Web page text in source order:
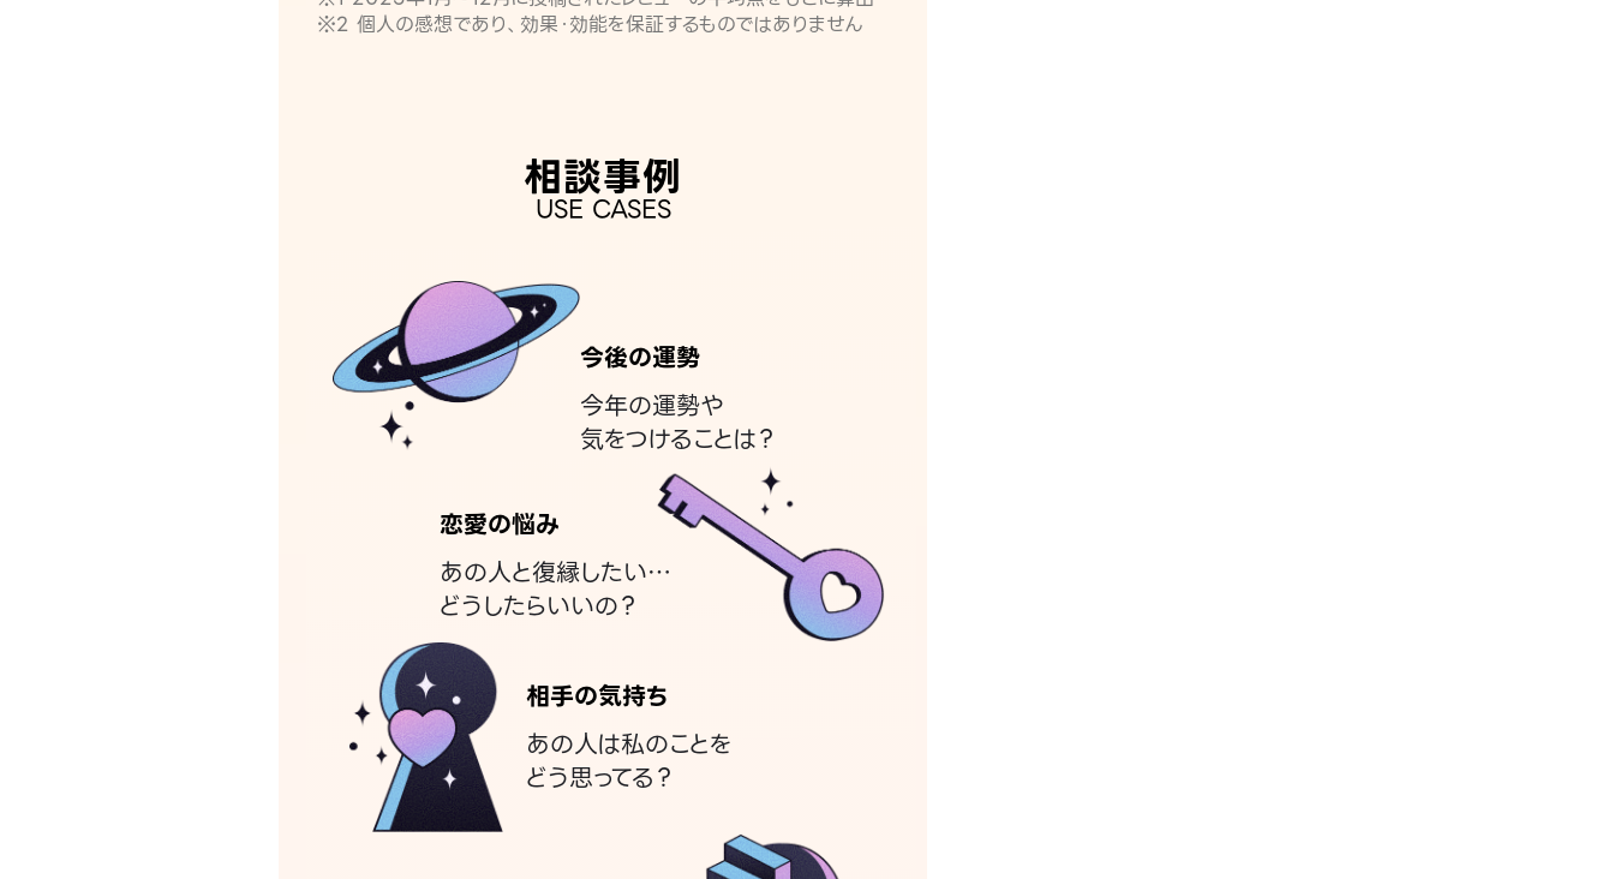
※2 個人の感想であり、効果・効能を保証するものではありません
相談事例
USE CASES
今後の運勢
今年の運勢や
気をつけることは？
恋愛の悩み
あの人と復縁したい…
どうしたらいいの？
相手の気持ち
あの人は私のことを
どう思ってる？